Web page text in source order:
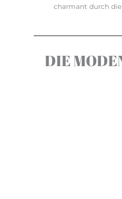
charmant durch
DIE